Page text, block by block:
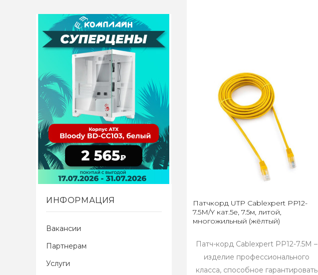
ИНФОРМАЦИЯ
Вакансии
Партнерам
Услуги
Патчкорд UTP Cablexpert PP12-
7.5M/Y кат.5e, 7.5м, литой,
многожильный (жёлтый)
Патч-корд Cablexpert PP12-7.5M –
изделие профессионального
класса, способное гарантировать